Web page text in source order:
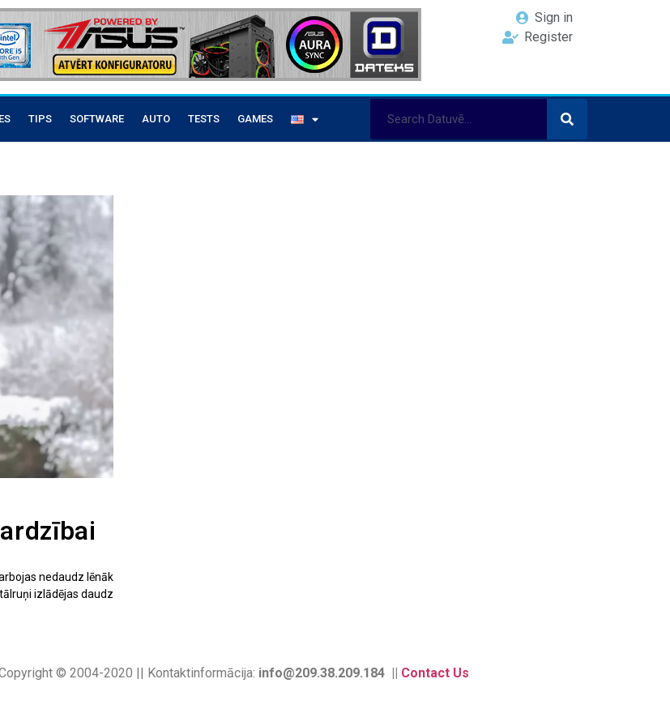
Sign in
Register
TIPS SOFTWARE AUTO TESTS GAMES
nedaudz lēnāk
izlādējas daudz
© 2004-2020 || Kontaktinformācija: info@209.38.209.184 || Contact Us